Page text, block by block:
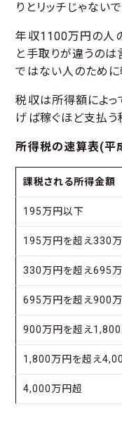
りとリッチじゃない
年収1100万円の人
と手取りが違うのは
ではない人のために
税収は所得額によ
げば稼ぐほど支払う
所得税の速算表(平
課税される所得金額
195万円以下
195万円を超え330
330万円を超え695
695万円を超え900
900万円を超え
1,800万円を超え
4,000万円超